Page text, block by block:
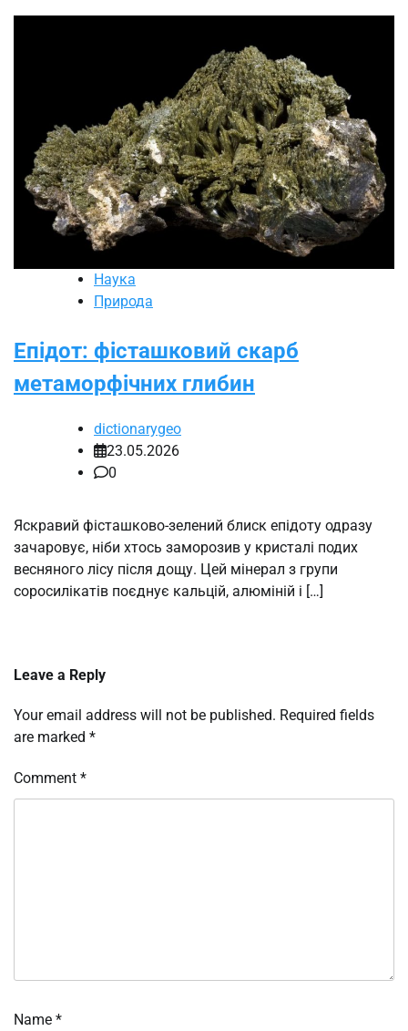
Наука
Природа
Епідот: фісташковий скарб
метаморфічних глибин
dictionarygeo
23.05.2026
0
Яскравий фісташково-зелений блиск епідоту одразу
зачаровує, ніби хтось заморозив у кристалі подих
весняного лісу після дощу. Цей мінерал з групи
соросилікатів поєднує кальцій, алюміній і […]
Leave a Reply
Your email address will not be published. Required fields
are marked *
Comment *
Name *